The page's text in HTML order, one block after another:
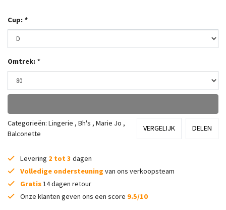
Cup: *
Omtrek: *
Categorieën: Lingerie , Bh's , Marie Jo ,
Balconette
VERGELIJK DELEN
Levering 2 tot 3 dagen
Volledige ondersteuning van ons verkoopsteam
Gratis14 dagen retour
Onze klanten geven ons een score 9.5/10